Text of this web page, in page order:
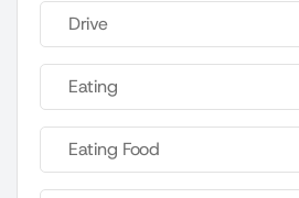
Drive
Eating
Eating Food